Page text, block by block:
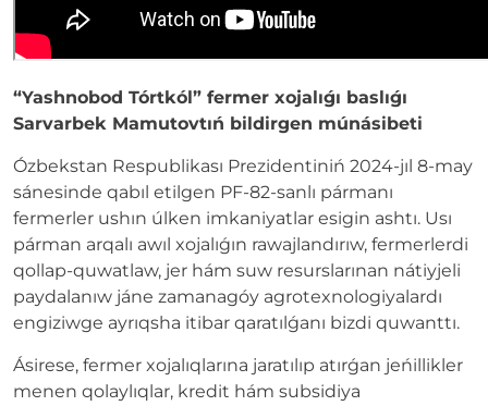
“Yashnobod Tórtkól” fermer xojalıǵı baslıǵı
Sarvarbek Mamutovtıń bildirgen múnásibeti
Ózbekstan Respublikası Prezidentiniń 2024-jıl 8-may
sánesinde qabıl etilgen PF-82-sanlı pármanı
fermerler ushın úlken imkaniyatlar esigin ashtı. Usı
párman arqalı awıl xojalıǵın rawajlandırıw, fermerlerdi
qollap-quwatlaw, jer hám suw resurslarınan nátiyjeli
paydalanıw jáne zamanagóy agrotexnologiyalardı
engiziwge ayrıqsha itibar qaratılǵanı bizdi quwanttı.
Ásirese, fermer xojalıqlarına jaratılıp atırǵan jeńillikler
menen qolaylıqlar, kredit hám subsidiya